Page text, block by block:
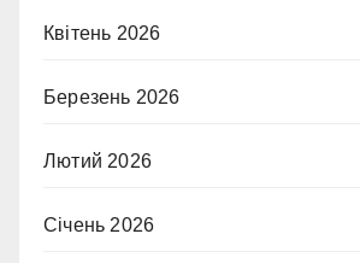
Квітень 2026
Березень 2026
Лютий 2026
Січень 2026